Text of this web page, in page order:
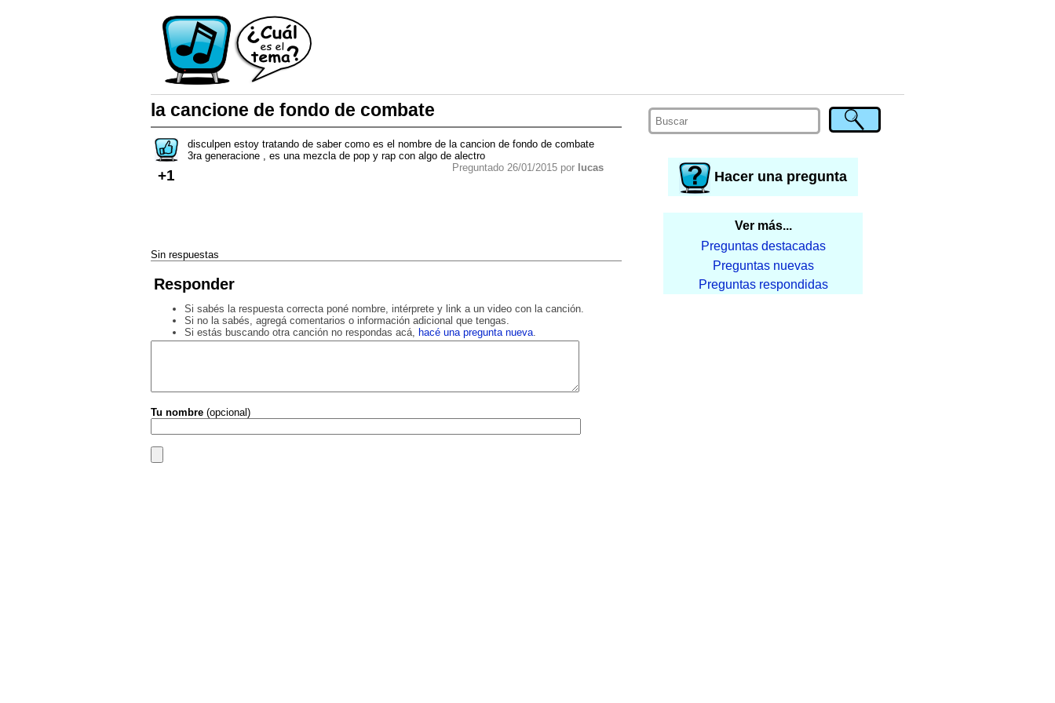
Hacer una pregunta
Ver más...
Preguntas destacadas
Preguntas nuevas
Preguntas respondidas
la cancione de fondo de combate
+1
disculpen estoy tratando de saber como es el nombre de la cancion de fondo de combate
3ra generacione , es una mezcla de pop y rap con algo de alectro
Preguntado 26/01/2015 por lucas
Sin respuestas
Responder
Si sabés la respuesta correcta poné nombre, intérprete y link a un video con la canción.
Si no la sabés, agregá comentarios o información adicional que tengas.
Si estás buscando otra canción no respondas acá, hacé una pregunta nueva.
Tu nombre (opcional)